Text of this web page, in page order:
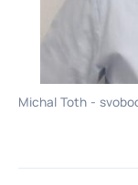
Michal Toth -